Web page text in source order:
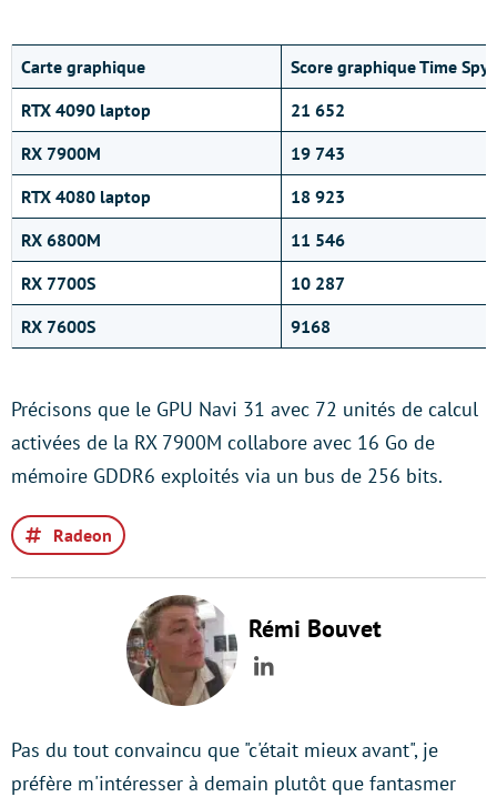
Carte graphique
Score graphique Time Spy
RTX 4090 laptop
21 652
RX 7900M
19 743
RTX 4080 laptop
18 923
RX 6800M
11 546
RX 7700S
10 287
RX 7600S
9168
Précisons que le GPU Navi 31 avec 72 unités de calcul
activées de la RX 7900M collabore avec 16 Go de
mémoire GDDR6 exploités via un bus de 256 bits.
Radeon
Rémi Bouvet
LinkedIn
Pas du tout convaincu que "c'était mieux avant", je
préfère m'intéresser à demain plutôt que fantasmer